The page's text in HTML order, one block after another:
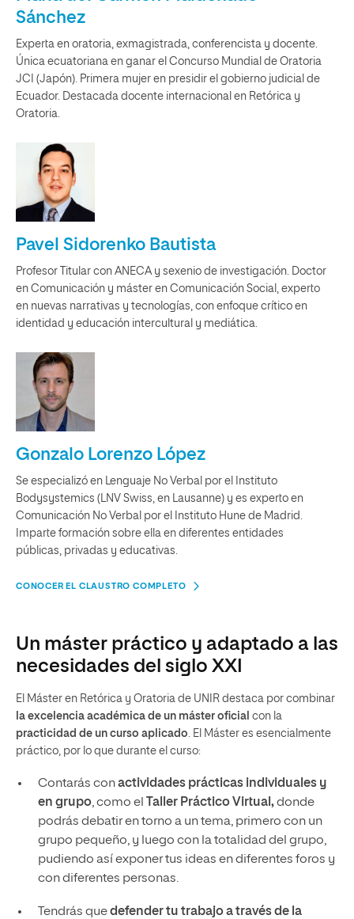
Sánchez
Experta en oratoria, exmagistrada, conferencista y docente.
Única ecuatoriana en ganar el Concurso Mundial de Oratoria
JCI (Japón). Primera mujer en presidir el gobierno judicial de
Ecuador. Destacada docente internacional en Retórica y
Oratoria.
Pavel Sidorenko Bautista
Profesor Titular con ANECA y sexenio de investigación. Doctor
en Comunicación y máster en Comunicación Social, experto
en nuevas narrativas y tecnologías, con enfoque crítico en
identidad y educación intercultural y mediática.
Gonzalo Lorenzo López
Se especializó en Lenguaje No Verbal por el Instituto
Bodysystemics (LNV Swiss, en Lausanne) y es experto en
Comunicación No Verbal por el Instituto Hune de Madrid.
Imparte formación sobre ella en diferentes entidades
públicas, privadas y educativas.
CONOCER EL CLAUSTRO COMPLETO
Un máster práctico y adaptado a las
necesidades del siglo XXI
El Máster en Retórica y Oratoria de UNIR destaca por combinar
la excelencia académica de un máster oficial con la
practicidad de un curso aplicado. El Máster es esencialmente
práctico, por lo que durante el curso:
Contarás conactividades prácticas individuales y
en grupo, como el Taller Práctico Virtual,donde
podrás debatir en torno a un tema, primero con un
grupo pequeño, y luego con la totalidad del grupo,
pudiendo así exponer tus ideas en diferentes foros y
con diferentes personas.
Tendrás quedefender tu trabajo a través de la